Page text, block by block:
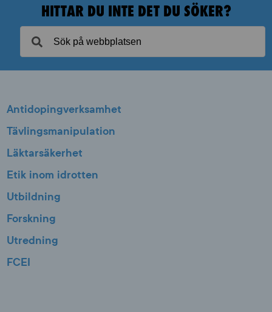
HITTAR DU INTE DET DU SÖKER?
Antidopingverksamhet
Tävlingsmanipulation
Läktarsäkerhet
Etik inom idrotten
Utbildning
Forskning
Utredning
FCEI